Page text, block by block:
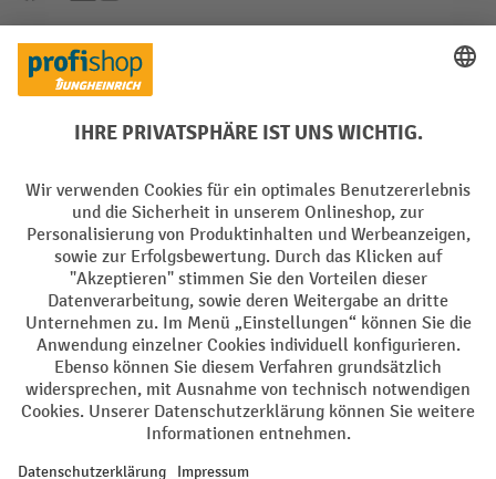
Rücknahme-Services
Elektrogeräte Rückname
Batterie Rückname
AGB Impressum Datenschutz
Barrierefreiheit Grounding Page Privacy Settings
Alle Preise exkl. gesetzl. Mehrwertsteuer zzgl.Versandkosten und ggf.
Nachnahmegebühren, wenn nicht anders angegeben.